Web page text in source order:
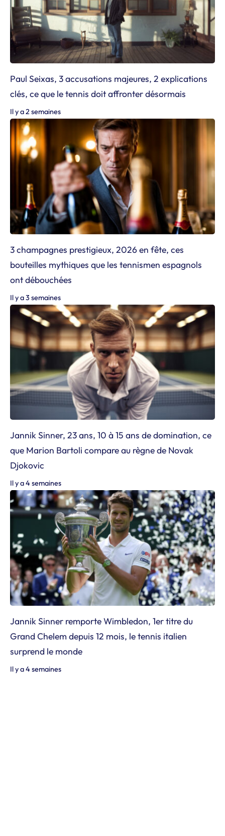
Paul Seixas, 3 accusations majeures, 2 explications
clés, ce que le tennis doit affronter désormais
Il y a 2 semaines
3 champagnes prestigieux, 2026 en fête, ces
bouteilles mythiques que les tennismen espagnols
ont débouchées
Il y a 3 semaines
Jannik Sinner, 23 ans, 10 à 15 ans de domination, ce
que Marion Bartoli compare au règne de Novak
Djokovic
Il y a 4 semaines
Jannik Sinner remporte Wimbledon, 1er titre du
Grand Chelem depuis 12 mois, le tennis italien
surprend le monde
Il y a 4 semaines